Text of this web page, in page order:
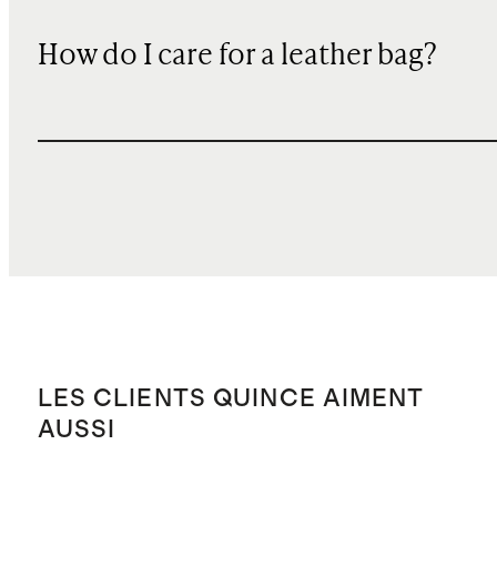
How do I care for a leather bag?
LES CLIENTS QUINCE AIMENT
AUSSI